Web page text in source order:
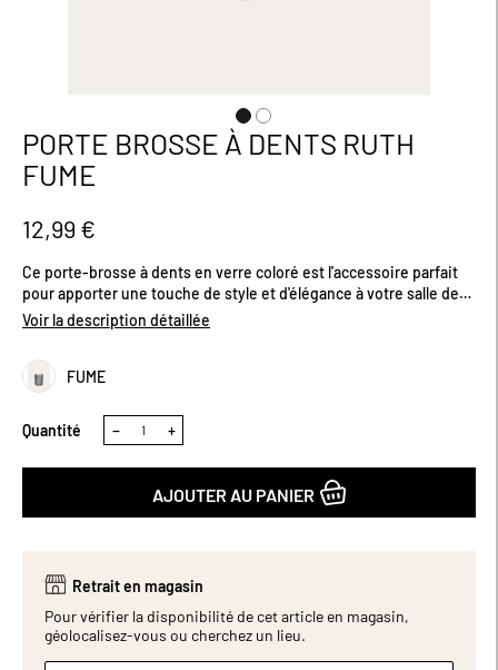
Passer
au
début
la
Galerie
d’images
PORTE BROSSE À DENTS RUTH
FUME
12,99 €
Ce porte-brosse à dents en verre coloré est l'accessoire parfait
pour apporter une touche de style et d'élégance à votre salle de
bain. Son design raffiné en verre coloré transforme un objet du
quotidien en un élément décoratif chic, tout en restant pratique.
Idéal pour organiser vos brosses à dents avec charme, il s'intègre
parfaitement dans tout type de décor, du plus moderne au plus
classique. Dimensions (cm) : 8 x 10,5.
Voir la description détaillée
FUME
Quantité − +
AJOUTER AU PANIER
Retrait en magasin
Pour vérifier la disponibilité de cet article en magasin,
géolocalisez-vous ou cherchez un lieu.